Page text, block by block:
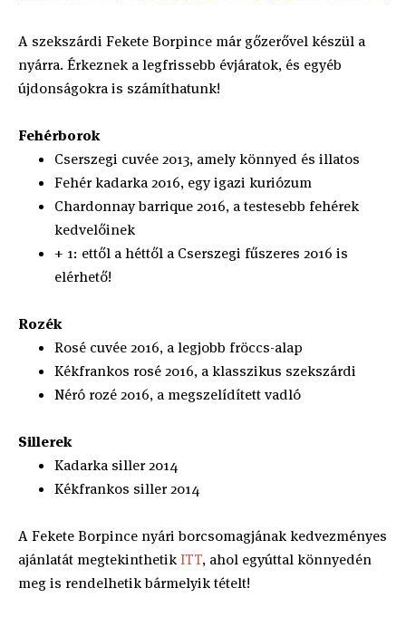
A szekszárdi Fekete Borpince már gőzerővel készül a
nyárra. Érkeznek a legfrissebb évjáratok, és egyéb
újdonságokra is számíthatunk!
Fehérborok
Cserszegi cuvée 2013, amely könnyed és illatos
Fehér kadarka 2016, egy igazi kuriózum
Chardonnay barrique 2016, a testesebb fehérek
kedvelőinek
+ 1: ettől a héttől a Cserszegi fűszeres 2016 is
elérhető!
Rozék
Rosé cuvée 2016, a legjobb fröccs-alap
Kékfrankos rosé 2016, a klasszikus szekszárdi
Néró rozé 2016, a megszelídített vadló
Sillerek
Kadarka siller 2014
Kékfrankos siller 2014
A Fekete Borpince nyári borcsomagjának kedvezményes
ajánlatát megtekinthetikITT, ahol egyúttal könnyedén
meg is rendelhetik bármelyik tételt!